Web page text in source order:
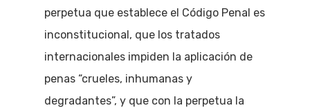
perpetua que establece el Código Penal es
inconstitucional, que los tratados
internacionales impiden la aplicación de
penas “crueles, inhumanas y
degradantes”, y que con la perpetua la